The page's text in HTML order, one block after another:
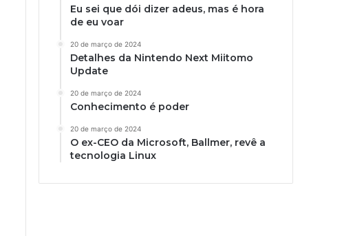
Eu sei que dói dizer adeus, mas é hora
de eu voar
20 de março de 2024
Detalhes da Nintendo Next Miitomo
Update
20 de março de 2024
Conhecimento é poder
20 de março de 2024
O ex-CEO da Microsoft, Ballmer, revê a
tecnologia Linux